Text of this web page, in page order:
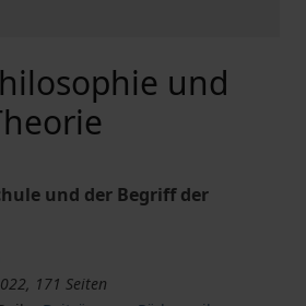
und
und der Begriff der
171 Seiten